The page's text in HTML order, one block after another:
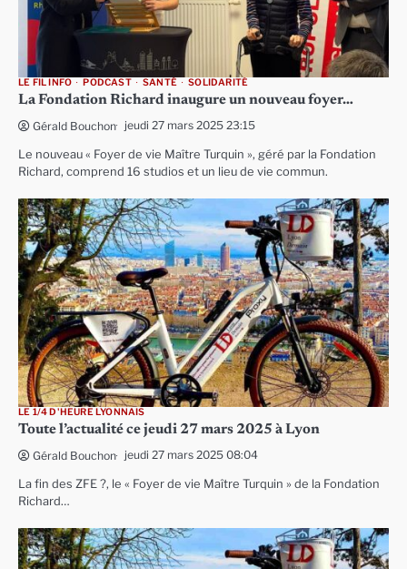
LE FIL INFO PODCAST SANTÉ SOLIDARITÉ
La Fondation Richard inaugure un nouveau foyer…
Gérald Bouchon jeudi 27 mars 2025 23:15
Le nouveau « Foyer de vie Maître Turquin », géré par la Fondation
Richard, comprend 16 studios et un lieu de vie commun.
LE 1/4 D'HEURE LYONNAIS
Toute l’actualité ce jeudi 27 mars 2025 à Lyon
Gérald Bouchon jeudi 27 mars 2025 08:04
La fin des ZFE ?, le « Foyer de vie Maître Turquin » de la Fondation
Richard…